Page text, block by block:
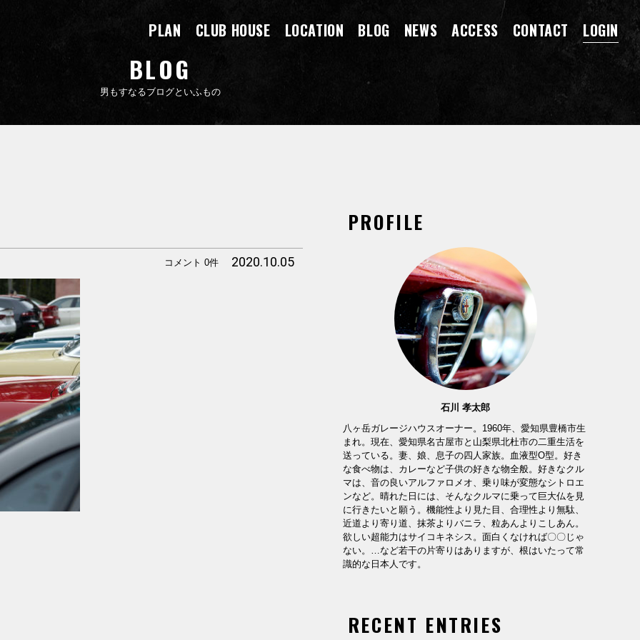
BLOG
男もすなるブログといふもの
PLAN CLUB HOUSE LOCATION BLOG NEWS ACCESS CONTACT LOGIN
2020.10.05
コメント 0件
PROFILE
石川 孝太郎
八ヶ岳ガレージハウスオーナー。1960年、愛知県豊橋市生
まれ。現在、愛知県名古屋市と山梨県北杜市の二重生活を
送っている。妻、娘、息子の四人家族。血液型O型。好き
な食べ物は、カレーなど子供の好きな物全般。好きなクル
マは、音の良いアルファロメオ、乗り味が変態なシトロエ
ンなど。晴れた日には、そんなクルマに乗って巨大仏を見
に行きたいと願う。機能性より見た目、合理性より無駄、
近道より寄り道、抹茶よりバニラ、粒あんよりこしあん。
欲しい超能力はサイコキネシス。面白くなければ〇〇じゃ
ない。…など若干の片寄りはありますが、根はいたって常
識的な日本人です。
RECENT ENTRIES